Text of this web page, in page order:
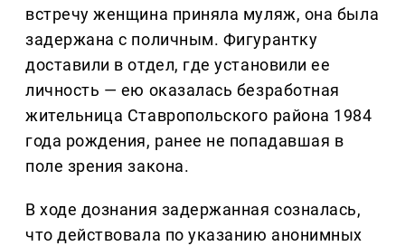
встречу женщина приняла муляж, она была
задержана с поличным. Фигурантку
доставили в отдел, где установили ее
личность — ею оказалась безработная
жительница Ставропольского района 1984
года рождения, ранее не попадавшая в
поле зрения закона.
В ходе дознания задержанная созналась,
что действовала по указанию анонимных